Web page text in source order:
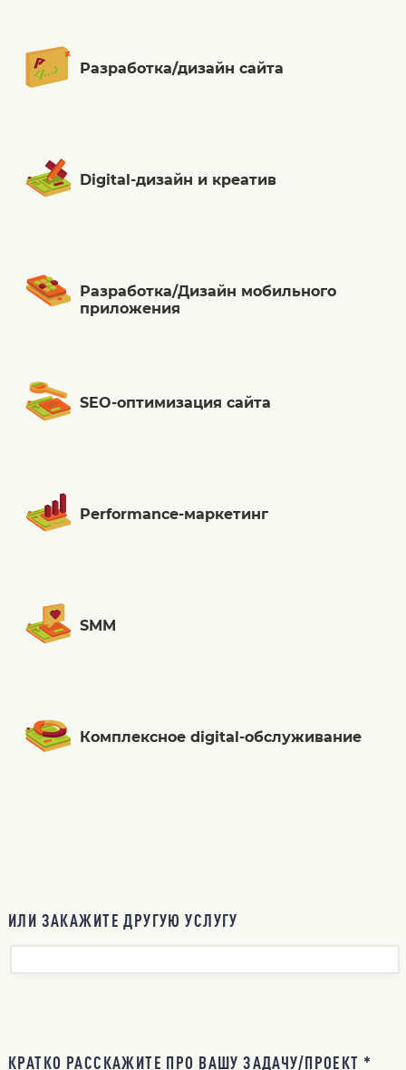
Разработка/дизайн сайта
Digital-дизайн и креатив
Разработка/Дизайн мобильного
приложения
SEO-оптимизация сайта
Performance-маркетинг
SMM
Комплексное digital-обслуживание
ИЛИ ЗАКАЖИТЕ ДРУГУЮ УСЛУГУ
КРАТКО РАССКАЖИТЕ ПРО ВАШУ ЗАДАЧУ/ПРОЕКТ *